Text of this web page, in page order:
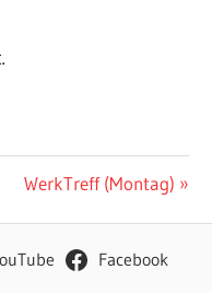
Nächster
WerkTreff (Montag)
Facebook